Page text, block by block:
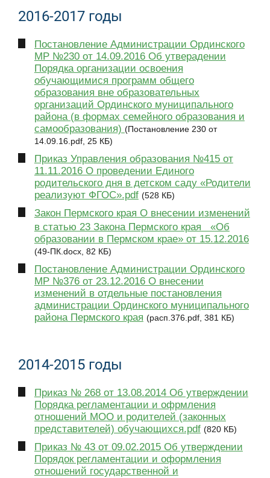
2016-2017 годы
Постановление Администрации Ординского
МР №230 от 14.09.2016 Об утверадении
Порядка организации освоения
обучающимися программ общего
образования вне образовательных
организаций Ординского муниципального
района (в формах семейного образования и
самообразования) (Постановление 230 от
14.09.16.pdf, 25 КБ)
Приказ Управления образования №415 от
11.11.2016 О проведении Единого
родительского дня в детском саду «Родители
реализуют ФГОС».pdf (528 КБ)
Закон Пермского края О внесении изменений
в статью 23 Закона Пермского края «Об
образовании в Пермском крае» от 15.12.2016
(49-ПК.docx, 82 КБ)
Постановление Администрации Ординского
МР №376 от 23.12.2016 О внесении
изменений в отдельные постановления
администрации Ординского муниципального
района Пермского края (расп.376.pdf, 381 КБ)
2014-2015 годы
Приказ № 268 от 13.08.2014 Об утверждении
Порядка регламентации и офрмления
отношений МОО и родителей (законных
представителей) обучающихся.pdf (820 КБ)
Приказ № 43 от 09.02.2015 Об утверждении
Порядок регламентации и оформления
отношений государственной и